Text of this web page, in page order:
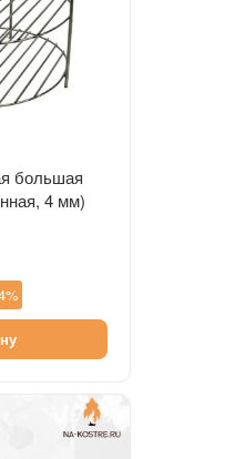
большая
4 мм)